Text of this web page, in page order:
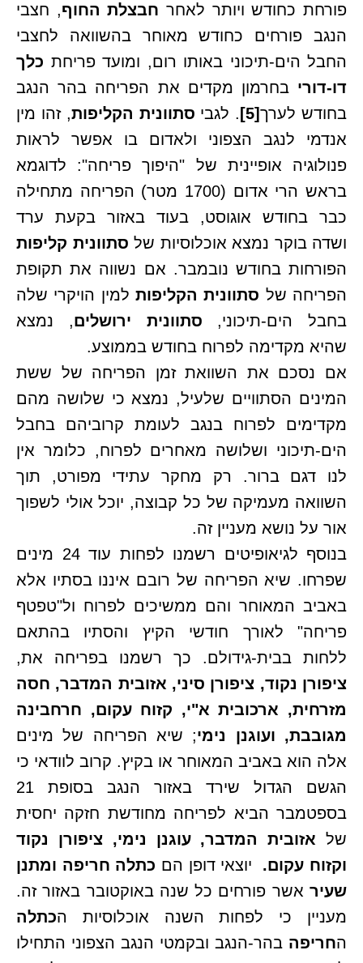
פורחת כחודש ויותר לאחר חבצלת החוף, חצבי
הנגב פורחים כחודש מאוחר בהשוואה לחצבי
החבל הים-תיכוני באותו רום, ומועד פריחת כלך
דו-דורי בחרמון מקדים את הפריחה בהר הנגב
בחודש לערך[5] . לגבי סתוונית הקליפות, זהו מין
אנדמי לנגב הצפוני ולאדום בו אפשר לראות
פנולוגיה אופיינית של "היפוך פריחה": לדוגמא
בראש הרי אדום (1700 מטר) הפריחה מתחילה
כבר בחודש אוגוסט, בעוד באזור בקעת ערד
ושדה בוקר נמצא אוכלוסיות של סתוונית קליפות
הפורחות בחודש נובמבר. אם נשווה את תקופת
הפריחה של סתוונית הקליפות למין הויקרי שלה
בחבל הים-תיכוני, סתוונית ירושלים, נמצא
שהיא מקדימה לפרוח בחודש בממוצע.
אם נסכם את השוואת זמן הפריחה של ששת
המינים הסתוויים שלעיל, נמצא כי שלושה מהם
מקדימים לפרוח בנגב לעומת קרוביהם בחבל
הים-תיכוני ושלושה מאחרים לפרוח, כלומר אין
לנו דגם ברור. רק מחקר עתידי מפורט, תוך
השוואה מעמיקה של כל קבוצה, יוכל אולי לשפוך
אור על נושא מעניין זה.
בנוסף לגיאופיטים רשמנו לפחות עוד 24 מינים
שפרחו. שיא הפריחה של רובם איננו בסתיו אלא
באביב המאוחר והם ממשיכים לפרוח ול"טפטף
פריחה" לאורך חודשי הקיץ והסתיו בהתאם
ללחות בבית-גידולם. כך רשמנו בפריחה את,
ציפורן נקוד, ציפורן סיני, אזובית המדבר, חסה
מזרחית, ארכובית א"י, קזוח עקום, חרחבינה
מגובבת, ועוגנן נימי; שיא הפריחה של מינים
אלה הוא באביב המאוחר או בקיץ. קרוב לוודאי כי
הגשם הגדול שירד באזור הנגב בסופת 21
בספטמבר הביא לפריחה מחודשת חזקה יחסית
של אזובית המדבר, עוגנן נימי, ציפורן נקוד
וקזוח עקום.
יוצאי דופן הם כתלה חריפה ומתנן
שעיר אשר פורחים כל שנה באוקטובר באזור זה.
מעניין כי לפחות השנה אוכלוסיות הכתלה
החריפה בהר-הנגב ובקמטי הנגב הצפוני התחילו